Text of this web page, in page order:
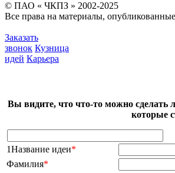
© ПАО « ЧКПЗ » 2002-2025
Все права на материалы,
Заказать
звонок Кузница
идей Карьера
Вы видите, что что-то можно сделать
которые
1Название идеи*
Фамилия*